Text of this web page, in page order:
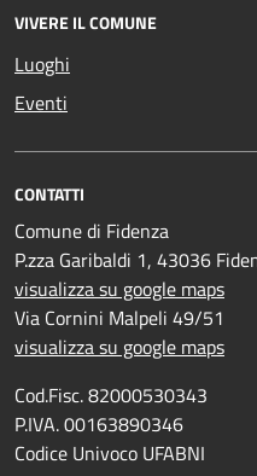
VIVERE IL COMUNE
Luoghi
Eventi
CONTATTI
Comune di Fidenza
P.zza Garibaldi 1, 43036
visualizza su google maps
Via Cornini Malpeli 49/51
visualizza su google maps
Cod.Fisc. 82000530343
P.IVA. 00163890346
Codice Univoco UFABNI